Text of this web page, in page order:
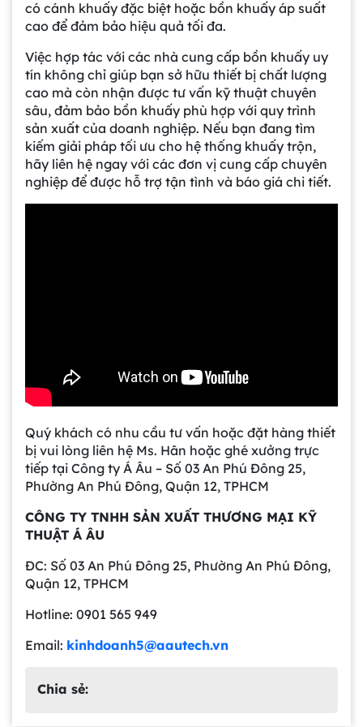
có cánh khuấy đặc biệt hoặc bồn khuấy áp suất
cao để đảm bảo hiệu quả tối đa.
Việc hợp tác với các nhà cung cấp bồn khuấy uy
tín không chỉ giúp bạn sở hữu thiết bị chất lượng
cao mà còn nhận được tư vấn kỹ thuật chuyên
sâu, đảm bảo bồn khuấy phù hợp với quy trình
sản xuất của doanh nghiệp. Nếu bạn đang tìm
kiếm giải pháp tối ưu cho hệ thống khuấy trộn,
hãy liên hệ ngay với các đơn vị cung cấp chuyên
nghiệp để được hỗ trợ tận tình và báo giá chi tiết.
Quý khách có nhu cầu tư vấn hoặc đặt hàng thiết
bị vui lòng liên hệ Ms. Hân hoặc ghé xưởng trực
tiếp tại Công ty Á Âu – Số 03 An Phú Đông 25,
Phường An Phú Đông, Quận 12, TPHCM
CÔNG TY TNHH SẢN XUẤT THƯƠNG MẠI KỸ
THUẬT Á ÂU
ĐC: Số 03 An Phú Đông 25, Phường An Phú Đông,
Quận 12, TPHCM
Hotline: 0901 565 949
Email: kinhdoanh5@aautech.vn
Chia sẻ: